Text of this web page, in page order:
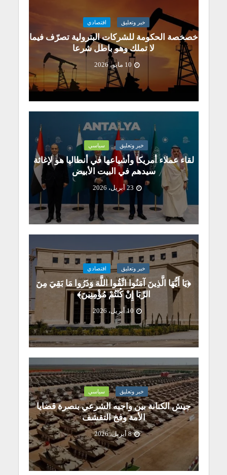
خبر وتعليق اقتصادي
خصخصة الحكومة للشركات البترولية تصرّف فيما
لا تملك وهو باطل شرعا
10 مايو، 2026
خبر وتعليق سياسي
لقاء عملاء أمريكا وأشياعها في أنطاليا هو لإغاثة
سيدهم في البيت الأبيض
23 أبريل، 2026
خبر وتعليق اقتصادي
﴿يَا أَيُّهَا الَّذِينَ آمَنُوا اتَّقُوا اللَّهَ وَذَرُوا مَا بَقِيَ مِنَ
الرِّبَا إِنْ كُنْتُمْ مُؤْمِنِينَ﴾
10 أبريل، 2026
خبر وتعليق سياسي
جيش الكنانة بين واجبه الشرعي بنصرة قضايا
الأمة وفخ التقشف
8 أبريل، 2026